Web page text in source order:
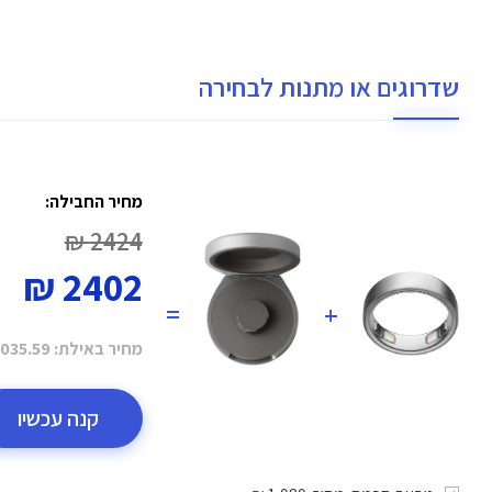
שדרוגים או מתנות לבחירה
+
=
מחיר החבילה:
2424 ₪
2402 ₪
מחיר באילת: ₪
קנה עכשיו